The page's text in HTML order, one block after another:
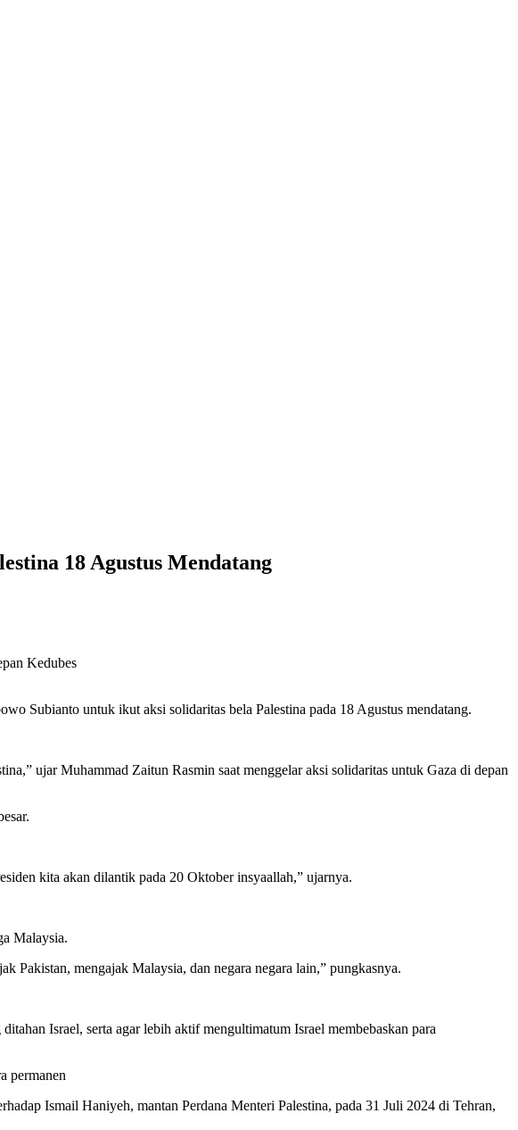
18 Agustus Mendatang
Kedubes
Subianto untuk ikut aksi solidaritas bela Palestina pada 18 Agustus mendatang.
ujar Muhammad Zaitun Rasmin saat menggelar aksi solidaritas untuk Gaza di depan
kita akan dilantik pada 20 Oktober insyaallah,” ujarnya.
Malaysia.
Pakistan, mengajak Malaysia, dan negara negara lain,” pungkasnya.
Israel, serta agar lebih aktif mengultimatum Israel membebaskan para
permanen
Ismail Haniyeh, mantan Perdana Menteri Palestina, pada 31 Juli 2024 di Tehran,